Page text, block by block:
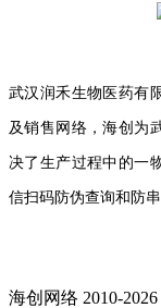
武汉润禾生物医药有
及销售网络，海创为
决了生产过程中的一
信扫码防伪查询和防串
海创网络 2010-